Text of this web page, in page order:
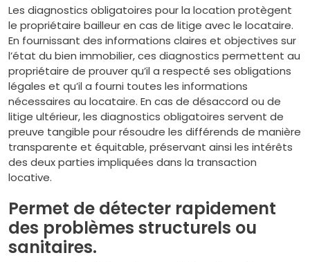
Les diagnostics obligatoires pour la location protègent
le propriétaire bailleur en cas de litige avec le locataire.
En fournissant des informations claires et objectives sur
l’état du bien immobilier, ces diagnostics permettent au
propriétaire de prouver qu’il a respecté ses obligations
légales et qu’il a fourni toutes les informations
nécessaires au locataire. En cas de désaccord ou de
litige ultérieur, les diagnostics obligatoires servent de
preuve tangible pour résoudre les différends de manière
transparente et équitable, préservant ainsi les intérêts
des deux parties impliquées dans la transaction
locative.
Permet de détecter rapidement
des problèmes structurels ou
sanitaires.